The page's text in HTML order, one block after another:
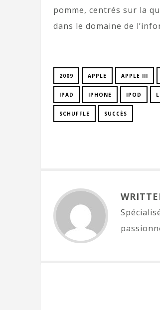
pomme, centrés sur la
dans le domaine de
2009 APPLE APPLE III
IPAD IPHONE IPOD
SCHUFFLE SUCCÈS